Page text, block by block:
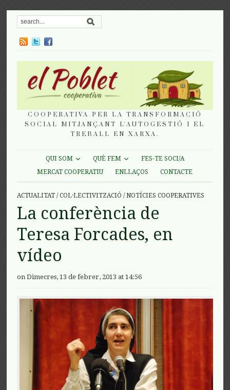
COOPERATIVA PER LA TRANSFORMACIÓ
SOCIAL MITJANÇANT L'AUTOGESTIÓ I EL
TREBALL EN XARXA.
QUI SOM QUÈ FEM
FES-TE SOCI/A
MERCAT COOPERATIU
ENLLAÇOS CONTACTE
ACTUALITAT /COL·LECTIVITZACIÓ /NOTÍCIES COOPERATIVES
La conferència de
Teresa Forcades, en
vídeo
on Dimecres, 13 de febrer, 2013 at 14:56